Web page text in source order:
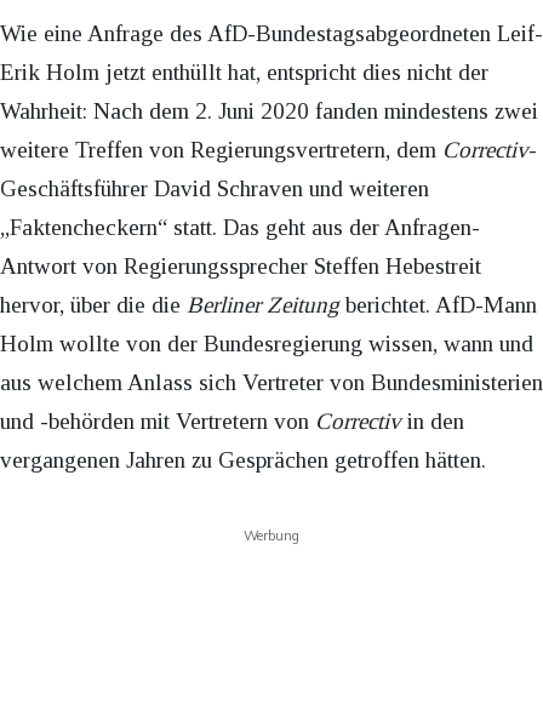
Wie eine Anfrage des AfD-Bundestagsabgeordneten Leif-
Erik Holm jetzt enthüllt hat, entspricht dies nicht der
Wahrheit: Nach dem 2. Juni 2020 fanden mindestens zwei
weitere Treffen von Regierungsvertretern, dem Correctiv-
Geschäftsführer David Schraven und weiteren
„Faktencheckern“ statt. Das geht aus der Anfragen-
Antwort von Regierungssprecher Steffen Hebestreit
hervor, über die die Berliner Zeitungberichtet. AfD-Mann
Holm wollte von der Bundesregierung wissen, wann und
aus welchem Anlass sich Vertreter von Bundesministerien
und -behörden mit Vertretern von Correctivin den
vergangenen Jahren zu Gesprächen getroffen hätten.
Werbung